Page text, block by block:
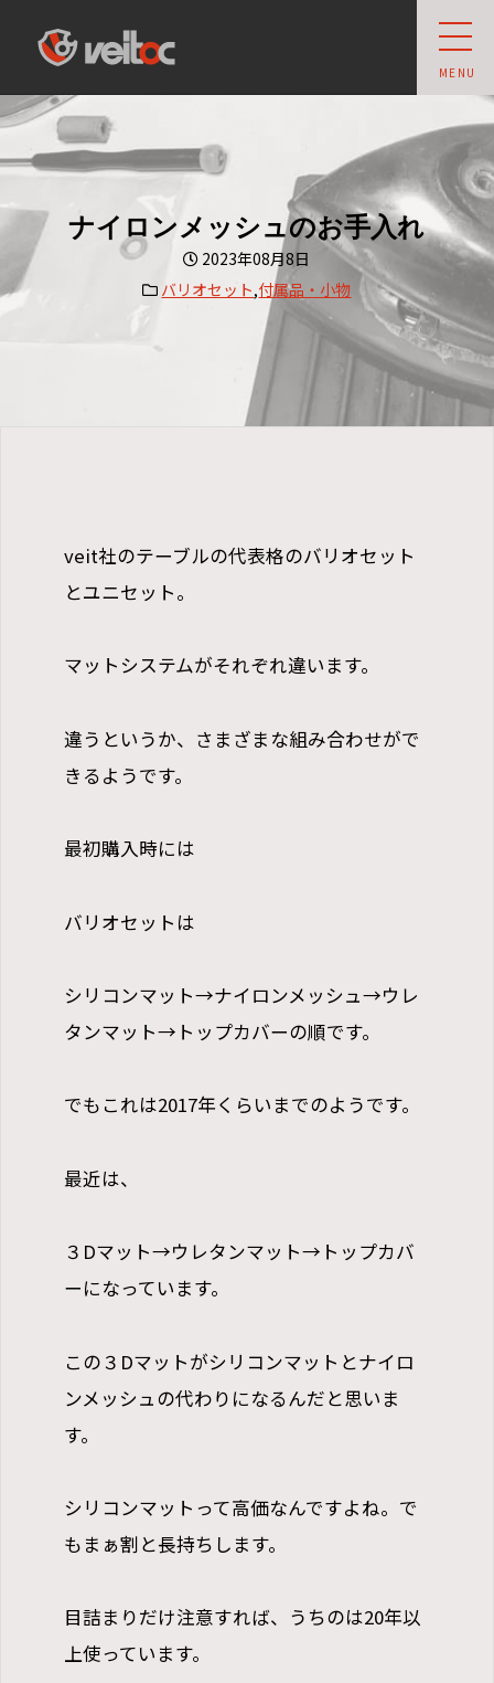
veit owner's club
MENU
ナイロンメッシュのお手入れ
2023年08月8日
バリオセット,付属品・小物
veit社のテーブルの代表格のバリオセット
とユニセット。
マットシステムがそれぞれ違います。
違うというか、さまざまな組み合わせがで
きるようです。
最初購入時には
バリオセットは
シリコンマット→ナイロンメッシュ→ウレ
タンマット→トップカバーの順です。
でもこれは2017年くらいまでのようです。
最近は、
３Dマット→ウレタンマット→トップカバ
ーになっています。
この３Dマットがシリコンマットとナイロ
ンメッシュの代わりになるんだと思いま
す。
シリコンマットって高価なんですよね。で
もまぁ割と長持ちします。
目詰まりだけ注意すれば、うちのは20年以
上使っています。